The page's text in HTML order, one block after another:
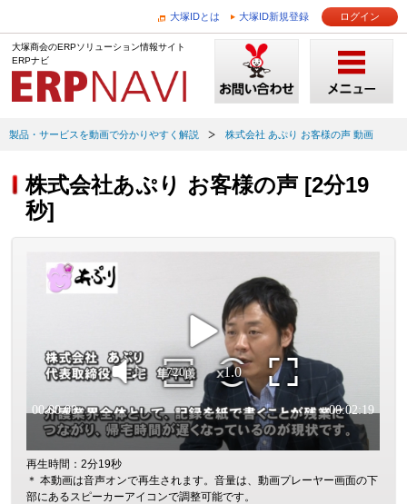
大塚IDとは 大塚ID新規登録 ログイン
大塚商会のERPソリューション情報サイト
ERPナビ
製品・サービスを動画で分かりやすく解説 株式会社 あぷり お客様の声 動画
株式会社あぷり お客様の声 [2分19
秒]
再生時間：2分19秒
＊ 本動画は音声オンで再生されます。音量は、動画プレーヤー画面の下
部にあるスピーカーアイコンで調整可能です。